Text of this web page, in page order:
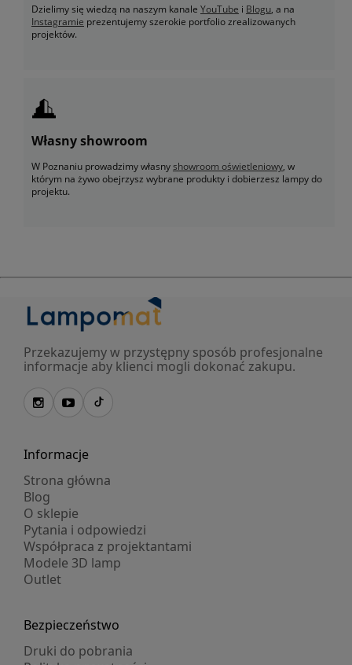
Dzielimy się wiedzą na naszym kanale YouTube i Blogu, a na
Instagramie prezentujemy szerokie portfolio zrealizowanych
projektów.
Własny showroom
W Poznaniu prowadzimy własnyshowroom oświetleniowy, w
którym na żywo obejrzysz wybrane produkty i dobierzesz lampy do
projektu.
Przekazujemy w przystępny sposób profesjonalne
informacje aby klienci mogli dokonać zakupu.
Informacje
Strona główna
Blog
O sklepie
Pytania i odpowiedzi
Współpraca z projektantami
Modele 3D lamp
Outlet
Bezpieczeństwo
Druki do pobrania